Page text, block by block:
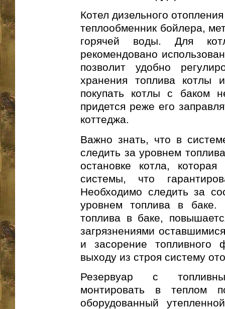
Котел дизельного
теплообменник бойлера,
горячей воды. Для
рекомендовано
позволит удобно
хранения топлива котлы
покупать котлы с баком
придется реже его
коттеджа.
Важно знать, что в
следить за уровнем
остановке котла,
системы, что
Необходимо следить за
уровнем топлива в баке.
топлива в баке,
загрязнениями
и засорение топливного
выходу из строя систему
Резервуар с
монтировать в теплом
оборудованный